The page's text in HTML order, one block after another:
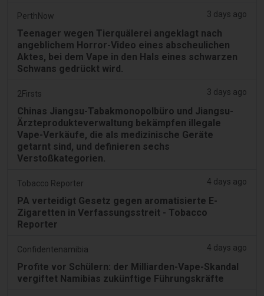
PerthNow 3 days ago
Teenager wegen Tierquälerei angeklagt nach
angeblichem Horror-Video eines abscheulichen
Aktes, bei dem Vape in den Hals eines schwarzen
Schwans gedrückt wird.
2Firsts 3 days ago
Chinas Jiangsu-Tabakmonopolbüro und Jiangsu-
Ärzteprodukteverwaltung bekämpfen illegale
Vape-Verkäufe, die als medizinische Geräte
getarnt sind, und definieren sechs
Verstoßkategorien.
Tobacco Reporter 4 days ago
PA verteidigt Gesetz gegen aromatisierte E-
Zigaretten in Verfassungsstreit - Tobacco
Reporter
Confidentenamibia 4 days ago
Profite vor Schülern: der Milliarden-Vape-Skandal
vergiftet Namibias zukünftige Führungskräfte